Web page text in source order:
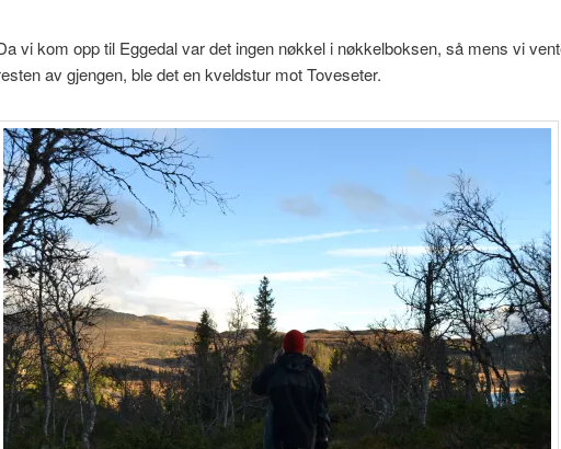
vi kom opp til Eggedal var det ingen nøkkel i nøkkelboksen, så mens vi
av gjengen, ble det en kveldstur mot Toveseter.